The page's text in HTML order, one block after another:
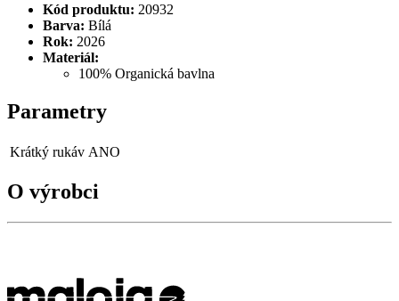
Kód produktu: 20932
Barva: Bílá
Rok: 2026
Materiál:
100% Organická bavlna
Parametry
Krátký rukáv ANO
O výrobci